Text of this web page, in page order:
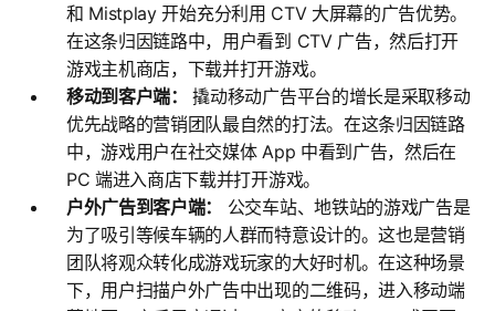
和 Mistplay 开始充分利用 CTV 大屏幕的广告优势。
在这条归因链路中，用户看到 CTV 广告，然后打开
游戏主机商店，下载并打开游戏。
移动到客户端：
撬动移动广告平台的增长是采取移动
优先战略的营销团队最自然的打法。在这条归因链路
中，游戏用户在社交媒体 App 中看到广告，然后在
PC 端进入商店下载并打开游戏。
户外广告到客户端：
公交车站、地铁站的游戏广告是
为了吸引等候车辆的人群而特意设计的。这也是营销
团队将观众转化成游戏玩家的大好时机。在这种场景
下，用户扫描户外广告中出现的二维码，进入移动端